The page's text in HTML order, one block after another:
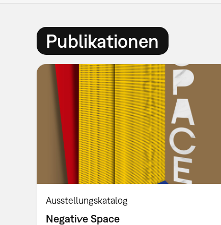
Publikationen
Ausstellungskatalog
Negative Space